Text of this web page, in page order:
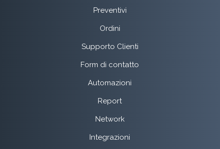
Preventivi
Ordini
Supporto Clienti
Form di contatto
Automazioni
Report
Network
Integrazioni